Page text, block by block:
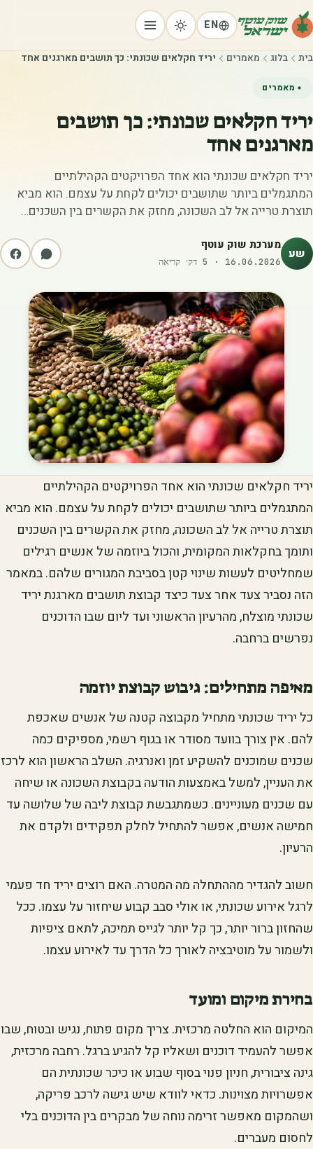
EN
בית בלוג מאמרים יריד חקלאים שכונתי: כך תושבים מארגנים אחד
מאמרים
יריד חקלאים שכונתי: כך תושבים
מארגנים אחד
יריד חקלאים שכונתי הוא אחד הפרויקטים הקהילתיים
המתגמלים ביותר שתושבים יכולים לקחת על עצמם. הוא מביא
תוצרת טרייה אל לב השכונה, מחזק את הקשרים בין השכנים…
שע מערכת שוק עוטף
16.06.2026
·
5 דק׳ קריאה
יריד חקלאים שכונתי הוא אחד הפרויקטים הקהילתיים
המתגמלים ביותר שתושבים יכולים לקחת על עצמם. הוא מביא
תוצרת טרייה אל לב השכונה, מחזק את הקשרים בין השכנים
ותומך בחקלאות המקומית, והכול ביוזמה של אנשים רגילים
שמחליטים לעשות שינוי קטן בסביבת המגורים שלהם. במאמר
הזה נסביר צעד אחר צעד כיצד קבוצת תושבים מארגנת יריד
שכונתי מוצלח, מהרעיון הראשוני ועד ליום שבו הדוכנים
נפרשים ברחבה.
מאיפה מתחילים: גיבוש קבוצת יוזמה
כל יריד שכונתי מתחיל מקבוצה קטנה של אנשים שאכפת
להם. אין צורך בוועד מסודר או בגוף רשמי, מספיקים כמה
שכנים שמוכנים להשקיע זמן ואנרגיה. השלב הראשון הוא לרכז
את העניין, למשל באמצעות הודעה בקבוצת השכונה או שיחה
עם שכנים מעוניינים. כשמתגבשת קבוצת ליבה של שלושה עד
חמישה אנשים, אפשר להתחיל לחלק תפקידים ולקדם את
הרעיון.
חשוב להגדיר מההתחלה מה המטרה. האם רוצים יריד חד פעמי
לרגל אירוע שכונתי, או אולי סבב קבוע שיחזור על עצמו. ככל
שהחזון ברור יותר, כך קל יותר לגייס תמיכה, לתאם ציפיות
ולשמור על מוטיבציה לאורך כל הדרך עד לאירוע עצמו.
בחירת מיקום ומועד
המיקום הוא החלטה מרכזית. צריך מקום פתוח, נגיש ובטוח, שבו
אפשר להעמיד דוכנים ושאליו קל להגיע ברגל. רחבה מרכזית,
גינה ציבורית, חניון פנוי בסוף שבוע או כיכר שכונתית הם
אפשרויות מצוינות. כדאי לוודא שיש גישה לרכב פריקה,
ושהמקום מאפשר זרימה נוחה של מבקרים בין הדוכנים בלי
לחסום מעברים.